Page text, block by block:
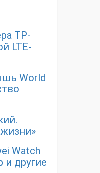
TP-
LTE-
World
Watch
и другие